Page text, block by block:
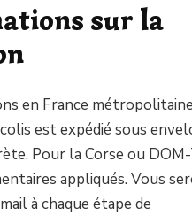
sur la
en France
est expédié sous
Pour la Corse ou
appliqués. Vous
à chaque étape de